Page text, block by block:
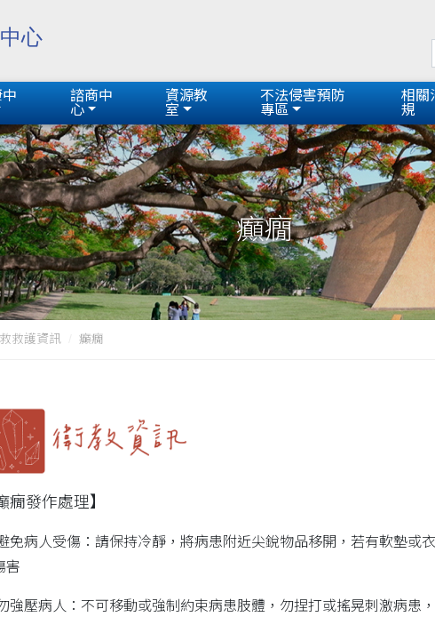
諮商中
心
資源教
室
不法侵害預防
專區
相關
規
癲癇
救護資訊 癲癇
癇發作處理】
免病人受傷：請保持冷靜，將病患附近尖銳物品移開，若有軟墊或
害
強壓病人：不可移動或強制約束病患肢體，勿捏打或搖晃刺激病患